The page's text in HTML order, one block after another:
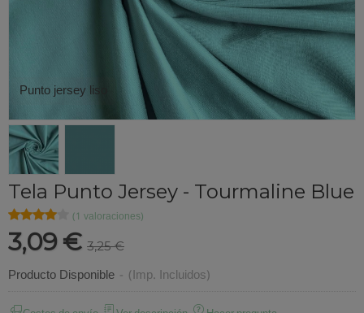
Punto jersey liso
Tela Punto Jersey - Tourmaline Blue
★★★★★
★★★★★ (1 valoraciones)
3,09 € 3,25 €
Producto Disponible - (Imp. Incluidos)